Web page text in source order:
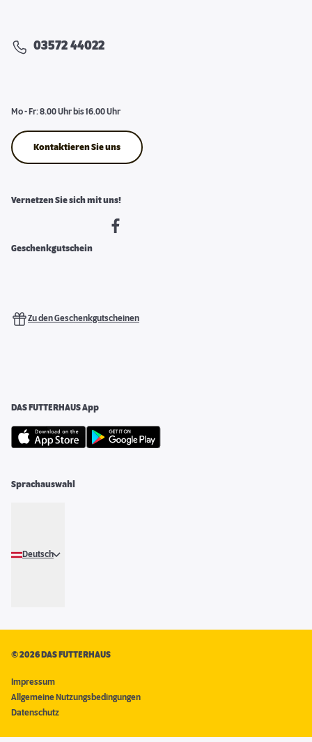
03572 44022
Mo - Fr: 8.00 Uhr bis 16.00 Uhr
Kontaktieren Sie uns
Vernetzen Sie sich mit uns!
Geschenkgutschein
Zu den Geschenkgutscheinen
DAS FUTTERHAUS App
Sprachauswahl
Deutsch
©2026 DAS FUTTERHAUS
Impressum
Allgemeine Nutzungsbedingungen
Datenschutz